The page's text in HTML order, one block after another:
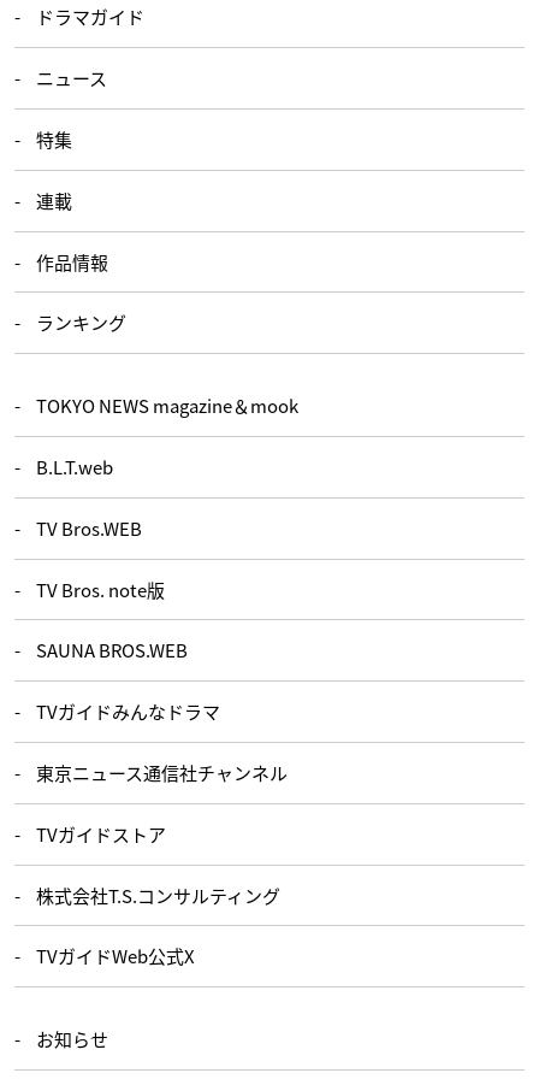
ドラマガイド
ニュース
特集
連載
作品情報
ランキング
TOKYO NEWS magazine＆mook
B.L.T.web
TV Bros.WEB
TV Bros. note版
SAUNA BROS.WEB
TVガイドみんなドラマ
東京ニュース通信社チャンネル
TVガイドストア
株式会社T.S.コンサルティング
TVガイドWeb公式X
お知らせ